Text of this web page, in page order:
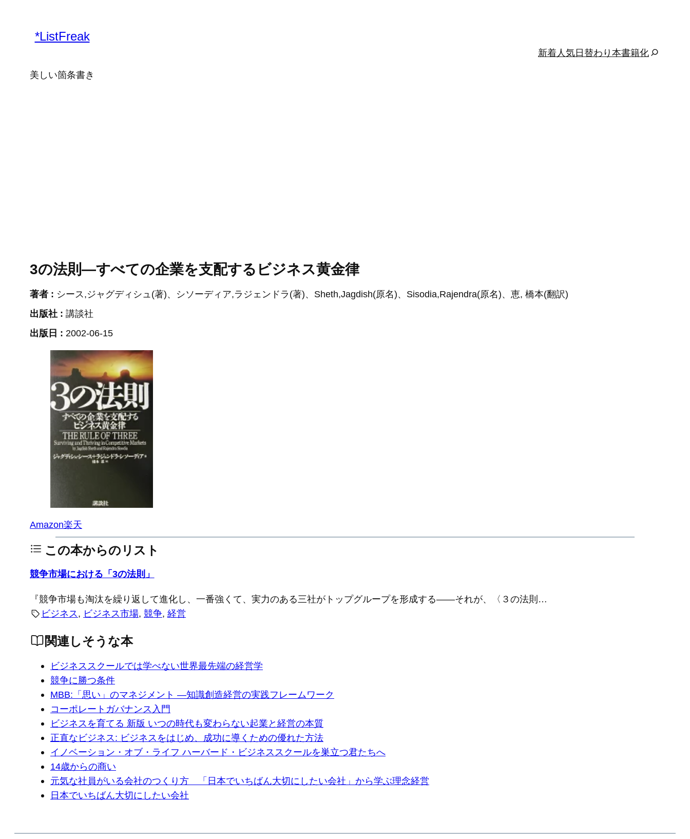
*ListFreak
美しい箇条書き
新着人気日替わり本書籍化
3の法則―すべての企業を支配するビジネス黄金律
著者 : シース,ジャグディシュ(著)、シソーディア,ラジェンドラ(著)、Sheth,Jagdish(原名)、Sisodia,Rajendra(原名)、恵, 橋本(翻訳)
出版社 : 講談社
出版日 : 2002-06-15
Amazon楽天
この本からのリスト
競争市場における「3の法則」
『競争市場も淘汰を繰り返して進化し、一番強くて、実力のある三社がトップグループを形成する――それが、〈３の法則…
ビジネス, ビジネス市場, 競争, 経営
関連しそうな本
ビジネススクールでは学べない世界最先端の経営学
競争に勝つ条件
MBB:「思い」のマネジメント ―知識創造経営の実践フレームワーク
コーポレートガバナンス入門
ビジネスを育てる 新版 いつの時代も変わらない起業と経営の本質
正直なビジネス: ビジネスをはじめ、成功に導くための優れた方法
イノベーション・オブ・ライフ ハーバード・ビジネススクールを巣立つ君たちへ
14歳からの商い
元気な社員がいる会社のつくり方 「日本でいちばん大切にしたい会社」から学ぶ理念経営
日本でいちばん大切にしたい会社